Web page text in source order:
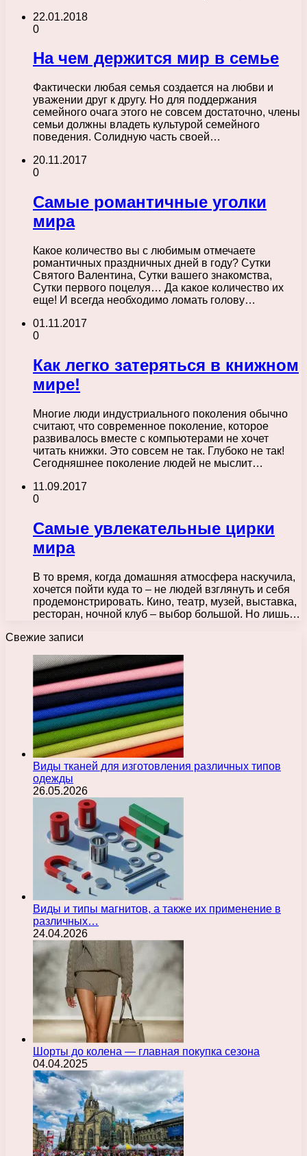
22.01.2018
0
На чем держится мир в семье
Фактически любая семья создается на любви и
уважении друг к другу. Но для поддержания
семейного очага этого не совсем достаточно, члены
семьи должны владеть культурой семейного
поведения. Солидную часть своей…
20.11.2017
0
Самые романтичные уголки
мира
Какое количество вы с любимым отмечаете
романтичных праздничных дней в году? Сутки
Святого Валентина, Сутки вашего знакомства,
Сутки первого поцелуя… Да какое количество их
еще! И всегда необходимо ломать голову…
01.11.2017
0
Как легко затеряться в книжном
мире!
Многие люди индустриального поколения обычно
считают, что современное поколение, которое
развивалось вместе с компьютерами не хочет
читать книжки. Это совсем не так. Глубоко не так!
Сегодняшнее поколение людей не мыслит…
11.09.2017
0
Самые увлекательные цирки
мира
В то время, когда домашняя атмосфера наскучила,
хочется пойти куда то – не людей взглянуть и себя
продемонстрировать. Кино, театр, музей, выставка,
ресторан, ночной клуб – выбор большой. Но лишь…
Свежие записи
Виды тканей для изготовления различных типов
одежды
26.05.2026
Виды и типы магнитов, а также их применение в
различных…
24.04.2026
Шорты до колена — главная покупка сезона
04.04.2025